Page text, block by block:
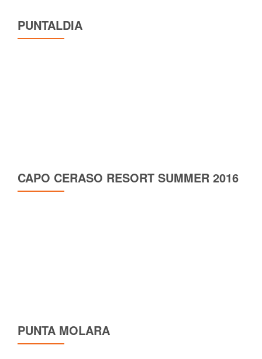
PUNTALDIA
CAPO CERASO RESORT SUMMER 2016
PUNTA MOLARA